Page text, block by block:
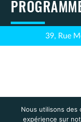
39, Rue
Nous utilisons des
expérience sur